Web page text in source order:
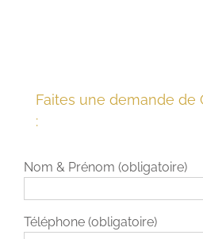
Faites une demande de
:
Nom & Prénom (obligatoire)
Téléphone (obligatoire)